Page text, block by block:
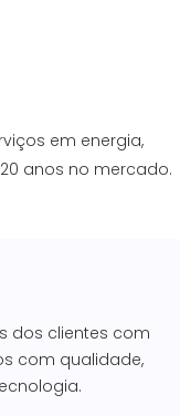
em energia,
anos no mercado.
dos clientes com
com qualidade,